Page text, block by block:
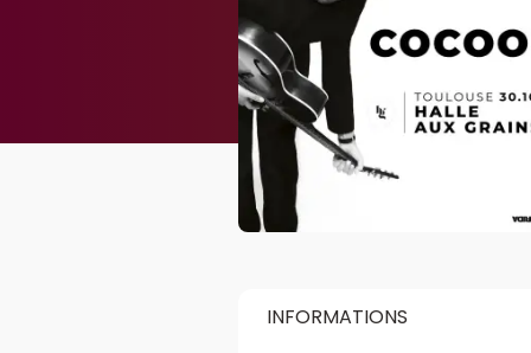
INFORMATIONS